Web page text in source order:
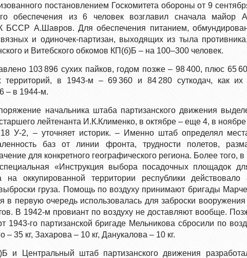
постановлением Госкомитета обороны от 9
обеспечения из 6 человек возглавил сначала майор
БССР А.Шавров. Для обеспечения питанием,
и одиночек-партизан, выходящих из тыла
и Витебского обкомов КП(б)Б – на 100–300 человек.
103 896 сухих пайков, годом позже – 98 400, плюс 65
территорий, в 1943-м – 69 360 и 84 280 суткодач, как
– в 1944-м.
начальника штаба партизанского движения
лейтенанта И.К.Клименко, в октябре – еще 4, в
У-2, – уточняет историк. – Именно штаб определял места
баз от линии фронта, трудности полетов,
для конкретного географического региона. Более того,
«Инструкция выбора посадочных площадок
оккупированной территории республики действовало
груза. Помощь по воздуху принимают бригады
первую очередь использовалась для заброски вооружения
В 1942-м провиант по воздуху не доставляют вообще.
1943-го партизанской бригаде Мельникова сбросили по
– 35 кг, Захарова – 10 кг, Данукалова – 10 кг.
и Центральный штаб партизанского движения